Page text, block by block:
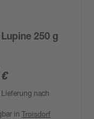
250 g
€
Lieferung nach
in Troisdorf